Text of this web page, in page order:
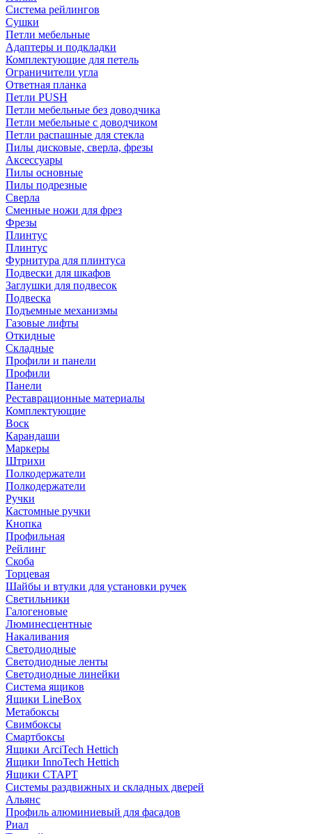
Система рейлингов
Сушки
Петли мебельные
Адаптеры и подкладки
Комплектующие для петель
Ограничители угла
Ответная планка
Петли PUSH
Петли мебельные без доводчика
Петли мебельные с доводчиком
Петли распашные для стекла
Пилы дисковые, сверла, фрезы
Аксессуары
Пилы основные
Пилы подрезные
Сверла
Сменные ножи для фрез
Фрезы
Плинтус
Плинтус
Фурнитура для плинтуса
Подвески для шкафов
Заглушки для подвесок
Подвеска
Подъемные механизмы
Газовые лифты
Откидные
Складные
Профили и панели
Профили
Панели
Реставрационные материалы
Комплектующие
Воск
Карандаши
Маркеры
Штрихи
Полкодержатели
Полкодержатели
Ручки
Кастомные ручки
Кнопка
Профильная
Рейлинг
Скоба
Торцевая
Шайбы и втулки для установки ручек
Светильники
Галогеновые
Люминесцентные
Накаливания
Светодиодные
Светодиодные ленты
Светодиодные линейки
Система ящиков
Ящики LineBox
Метабоксы
Свимбоксы
Смартбоксы
Ящики ArciTech Hettich
Ящики InnoTech Hettich
Ящики СТАРТ
Системы раздвижных и складных дверей
Альянс
Профиль алюминиевый для фасадов
Риал